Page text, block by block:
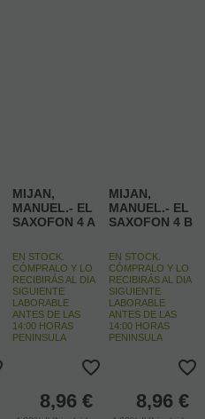
MIJAN,
MANUEL.- EL
SAXOFON 4 A
EN STOCK.
CÓMPRALO Y LO
RECIBIRÁS AL DIA
SIGUIENTE
LABORABLE
ANTES DE LAS
14:00 HORAS
PENINSULA
8,96 €
MIJAN,
MANUEL.- EL
SAXOFON 4 B
EN STOCK.
CÓMPRALO Y LO
RECIBIRÁS AL DIA
SIGUIENTE
LABORABLE
ANTES DE LAS
14:00 HORAS
PENINSULA
8,96 €